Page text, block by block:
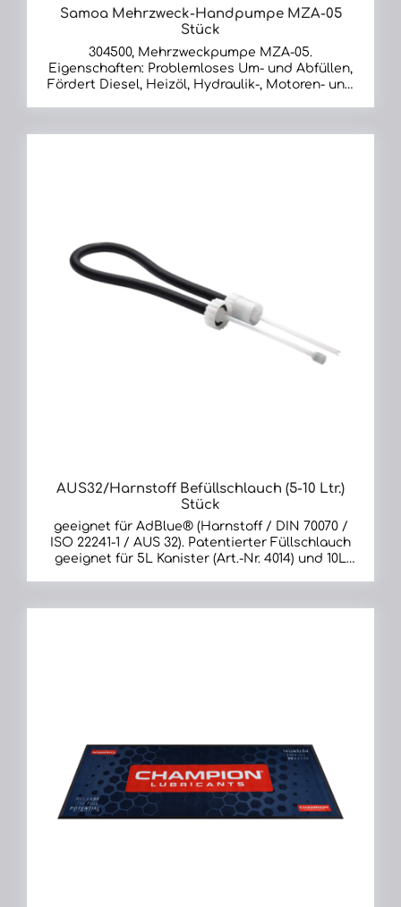
Samoa Mehrzweck-Handpumpe MZA-05
Stück
304500, Mehrzweckpumpe MZA-05.
Eigenschaften: Problemloses Um- und Abfüllen,
Fördert Diesel, Heizöl, Hydraulik-, Motoren- und
Geeignet für 50/60 l-Fässer und 200 l-Fässer,
AUS32/Harnstoff Befüllschlauch (5-10 Ltr.)
Stück
geeignet für AdBlue® (Harnstoff / DIN 70070 /
ISO 22241-1 / AUS 32). Patentierter Füllschlauch
geeignet für 5L Kanister (Art.-Nr. 4014) und 10L
werdende AdBlue®-Tanks in Diesel-PKW machen